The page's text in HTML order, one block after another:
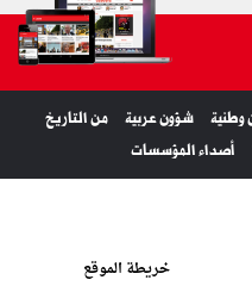
وطنية شؤون عربية
من التاريخ
أصداء المؤسسات
خريطة الموقع